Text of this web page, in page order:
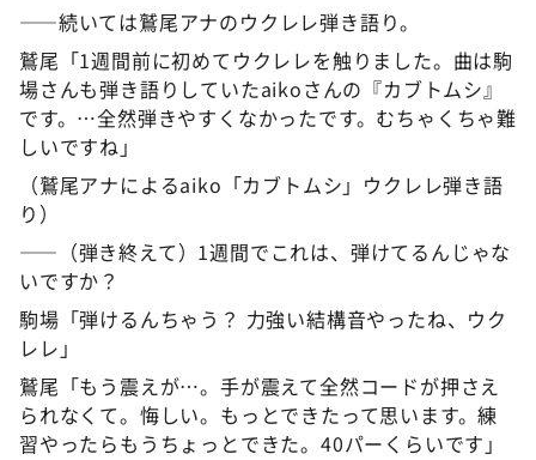
――続いては鷲尾アナのウクレレ弾き語り。
鷲尾「1週間前に初めてウクレレを触りました。曲は駒
場さんも弾き語りしていたaikoさんの『カブトムシ』
です。…全然弾きやすくなかったです。むちゃくちゃ難
しいですね」
（鷲尾アナによるaiko「カブトムシ」ウクレレ弾き語
り）
――（弾き終えて）1週間でこれは、弾けてるんじゃな
いですか？
駒場「弾けるんちゃう？ 力強い結構音やったね、ウク
レレ」
鷲尾「もう震えが…。手が震えて全然コードが押さえ
られなくて。悔しい。もっとできたって思います。練
習やったらもうちょっとできた。40パーくらいです」